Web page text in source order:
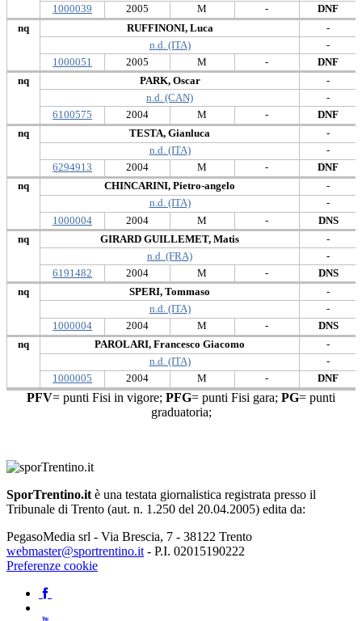
1000039 2005 M
DNF
-
nq
1000051
RUFFINONI, Luca
2005 M
n.d. (ITA)
-
-
DNF
-
nq
6100575
PARK, Oscar
2004 M
n.d. (CAN)
-
-
DNF
-
nq
6294913
TESTA, Gianluca
2004 M
n.d. (ITA)
-
-
DNF
-
nq
1000004
CHINCARINI, Pietro-angelo
2004 M
n.d. (ITA)
-
-
DNS
-
nq
6191482
GIRARD GUILLEMET, Matis
2004 M
n.d. (FRA)
-
-
DNS
-
nq
1000004
SPERI, Tommaso
2004 M
n.d. (ITA)
-
-
DNS
-
nq
1000005
PAROLARI, Francesco Giacomo
2004 M
n.d. (ITA)
-
-
DNF
-
PFV= punti Fisi in vigore; PFG= punti Fisi gara; PG= punti
graduatoria;
SporTrentino.it è una testata giornalistica registrata presso il
Tribunale di Trento (aut. n. 1.250 del 20.04.2005) edita da:
PegasoMedia srl - Via Brescia, 7 - 38122 Trento
webmaster@sportrentino.it - P.I. 02015190222
Preferenze cookie